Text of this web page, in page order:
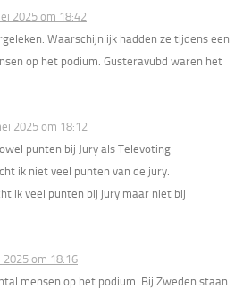
2025 om 18:42
Waarschijnlijk hadden ze tijdens een
op het podium. Gusteravubd waren het
2025 om 18:12
punten bij Jury als Televoting
ik niet veel punten van de jury.
ik veel punten bij jury maar niet bij
2025 om 18:16
mensen op het podium. Bij Zweden staan